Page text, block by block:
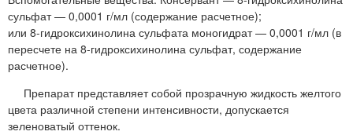
сульфат — 0,0001 г/мл (содержание расчетное);
или 8-гидроксихинолина сульфата моногидрат — 0,0001 г/мл (в
пересчете на 8-гидроксихинолина сульфат, содержание
расчетное).
Препарат представляет собой прозрачную жидкость желтого
цвета различной степени интенсивности, допускается
зеленоватый оттенок.